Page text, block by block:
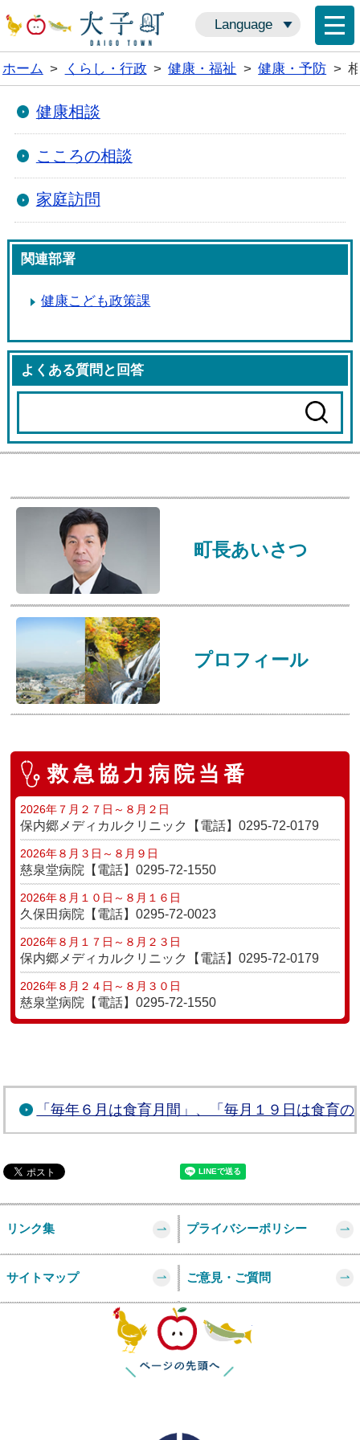
Language
ホーム > くらし・行政 > 健康・福祉 > 健康・予防 >
健康相談
こころの相談
家庭訪問
関連部署
健康こども政策課
よくある質問と回答
町長あいさつ
プロフィール
救急協力病院当番
「毎年６月は食育月間」、「毎月１９日は食育
リンク集 プライバシーポリシー
サイトマップ ご意見・ご質問